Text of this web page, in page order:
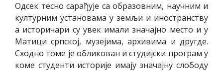
Одсек тесно сарађује са образовним, научним и
културним установама у земљи и иностранству
а историчари су увек имали значајно место и у
Матици српској, музејима, архивима и другде.
Сходно томе је обликован и студијски програм у
коме студенти историје имају значајну слободу